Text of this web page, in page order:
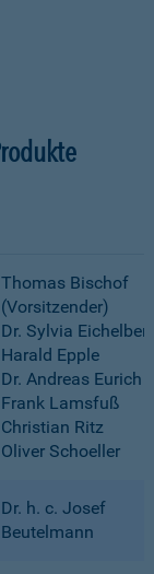
Thomas Bischof
(Vorsitzender)
Dr. Sylvia
Harald Epple
Dr. Andreas Eurich
Frank Lamsfuß
Christian Ritz
Oliver Schoeller
Dr. h. c. Josef
Beutelmann